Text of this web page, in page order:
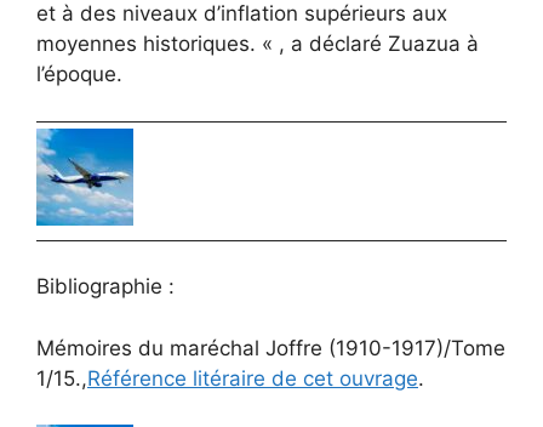
et à des niveaux d’inflation supérieurs aux
moyennes historiques. « , a déclaré Zuazua à
l’époque.
Bibliographie :
Mémoires du maréchal Joffre (1910-1917)/Tome
1/15.,Référence litéraire de cet ouvrage.